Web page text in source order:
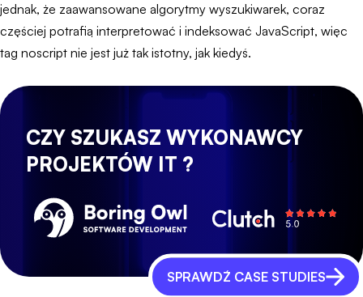
jednak, że zaawansowane algorytmy wyszukiwarek, coraz
częściej potrafią interpretować i indeksować JavaScript, więc
tag noscript nie jest już tak istotny, jak kiedyś.
CZY SZUKASZ WYKONAWCY
PROJEKTÓW IT ?
SPRAWDŹ CASE STUDIES